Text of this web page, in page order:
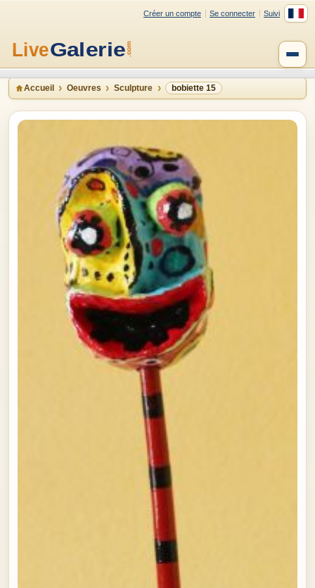
Créer un compte Se connecter Suivi
Accueil Oeuvres Sculpture bobiette 15